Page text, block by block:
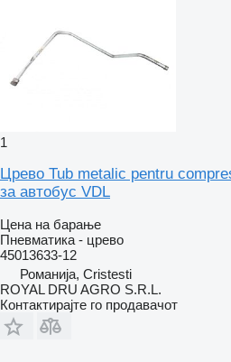
1
Црево Tub metalic pentru
за автобус VDL
Цена на барање
Пневматика - црево
45013633-12
Романија, Cristesti
ROYAL DRU AGRO S.R.L.
Контактирајте го продавачот